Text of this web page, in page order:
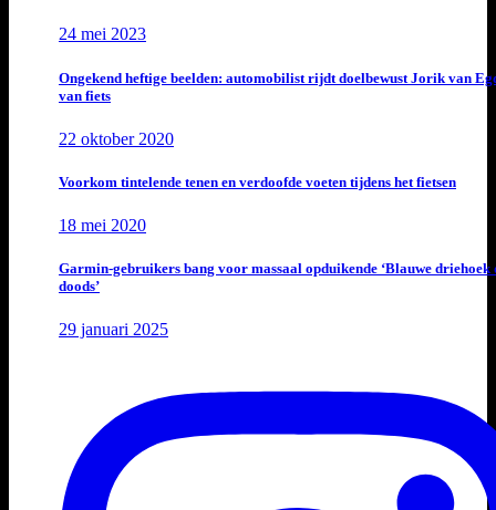
24 mei 2023
Ongekend heftige beelden: automobilist rijdt doelbewust Jorik van
van fiets
22 oktober 2020
Voorkom tintelende tenen en verdoofde voeten tijdens het fietsen
18 mei 2020
Garmin-gebruikers bang voor massaal opduikende ‘Blauwe driehoek
doods’
29 januari 2025